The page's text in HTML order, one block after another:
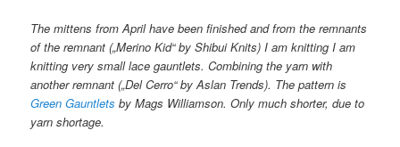
The mittens from April have been finished and from the remnants
of the remnant („Merino Kid“ by Shibui Knits) I am knitting I am
knitting very small lace gauntlets. Combining the yarn with
another remnant („Del Cerro“ by Aslan Trends). The pattern is
Green Gauntlets by Mags Williamson. Only much shorter, due to
yarn shortage.